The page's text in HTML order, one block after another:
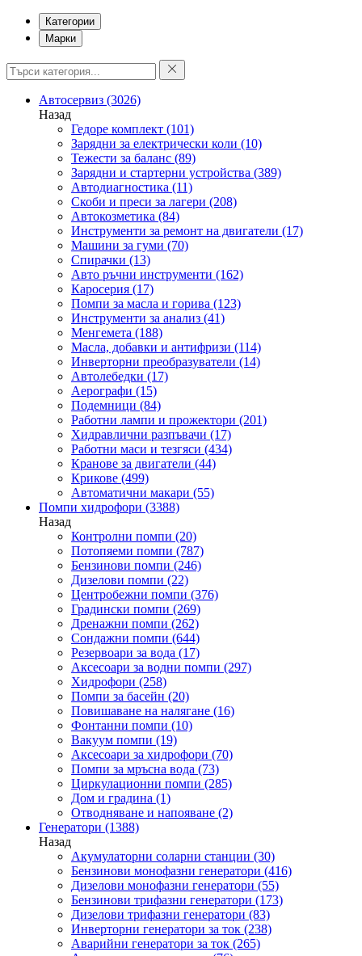
Категории
Марки
Автосервиз (3026)
Назад
Гедоре комплект (101)
Зарядни за електрически коли (10)
Тежести за баланс (89)
Зарядни и стартерни устройства (389)
Автодиагностика (11)
Скоби и преси за лагери (208)
Автокозметика (84)
Инструменти за ремонт на двигатели (17)
Машини за гуми (70)
Спирачки (13)
Авто ръчни инструменти (162)
Каросерия (17)
Помпи за масла и горива (123)
Инструменти за анализ (41)
Менгемета (188)
Масла, добавки и антифризи (114)
Инверторни преобразуватели (14)
Автолебедки (17)
Аерографи (15)
Подемници (84)
Работни лампи и прожектори (201)
Хидравлични разпъвачи (17)
Работни маси и тезгяси (434)
Кранове за двигатели (44)
Крикове (499)
Автоматични макари (55)
Помпи хидрофори (3388)
Назад
Контролни помпи (20)
Потопяеми помпи (787)
Бензинови помпи (246)
Дизелови помпи (22)
Центробежни помпи (376)
Градински помпи (269)
Дренажни помпи (262)
Сондажни помпи (644)
Резервоари за вода (17)
Аксесоари за водни помпи (297)
Хидрофори (258)
Помпи за басейн (20)
Повишаване на налягане (16)
Фонтанни помпи (10)
Вакуум помпи (19)
Аксесоари за хидрофори (70)
Помпи за мръсна вода (73)
Циркулационни помпи (285)
Дом и градина (1)
Отводняване и напояване (2)
Генератори (1388)
Назад
Акумулаторни соларни станции (30)
Бензинови монофазни генератори (416)
Дизелови монофазни генератори (55)
Бензинови трифазни генератори (173)
Дизелови трифазни генератори (83)
Инверторни генератори за ток (238)
Аварийни генератори за ток (265)